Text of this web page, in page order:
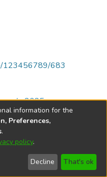
123456789/683
de 2025
de Córdoba
information for the
Preferences,
.
policy.
Decline That's ok